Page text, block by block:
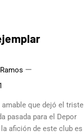
que dejó el triste
pasada para el Depor
afición de este club es